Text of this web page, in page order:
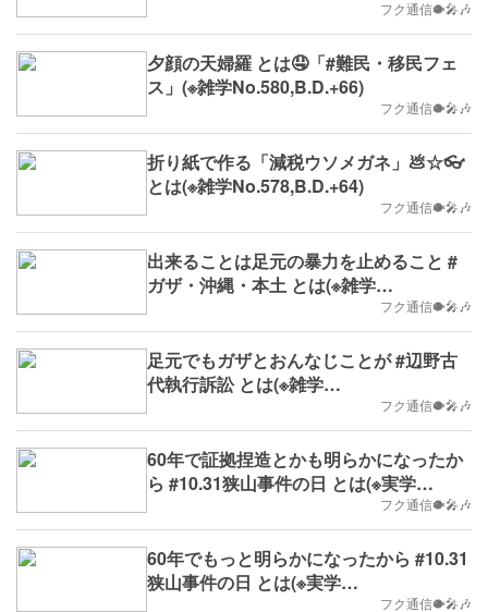
フク通信🐡🎤🎶
夕顔の天婦羅 とは🤤「#難民・移民フェ
ス」(※雑学No.580,B.D.+66)
フク通信🐡🎤🎶
折り紙で作る「減税ウソメガネ」💩☆👓
とは(※雑学No.578,B.D.+64)
フク通信🐡🎤🎶
出来ることは足元の暴力を止めること #
ガザ・沖縄・本土 とは(※雑学
No.577,B.D.+63)
フク通信🐡🎤🎶
足元でもガザとおんなじことが #辺野古
代執行訴訟 とは(※雑学
フク通信🐡🎤🎶
60年で証拠捏造とかも明らかになったか
ら #10.31狭山事件の日 とは(※実学
フク通信🐡🎤🎶
60年でもっと明らかになったから #10.31
狭山事件の日 とは(※実学
フク通信🐡🎤🎶